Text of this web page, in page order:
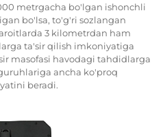
metrgacha bo'lgan ishonchli
bo'lsa, to'g'ri sozlangan
3 kilometrdan ham
ta'sir qilish imkoniyatiga
masofasi havodagi tahdidlarga
ancha ko'proq
beradi.